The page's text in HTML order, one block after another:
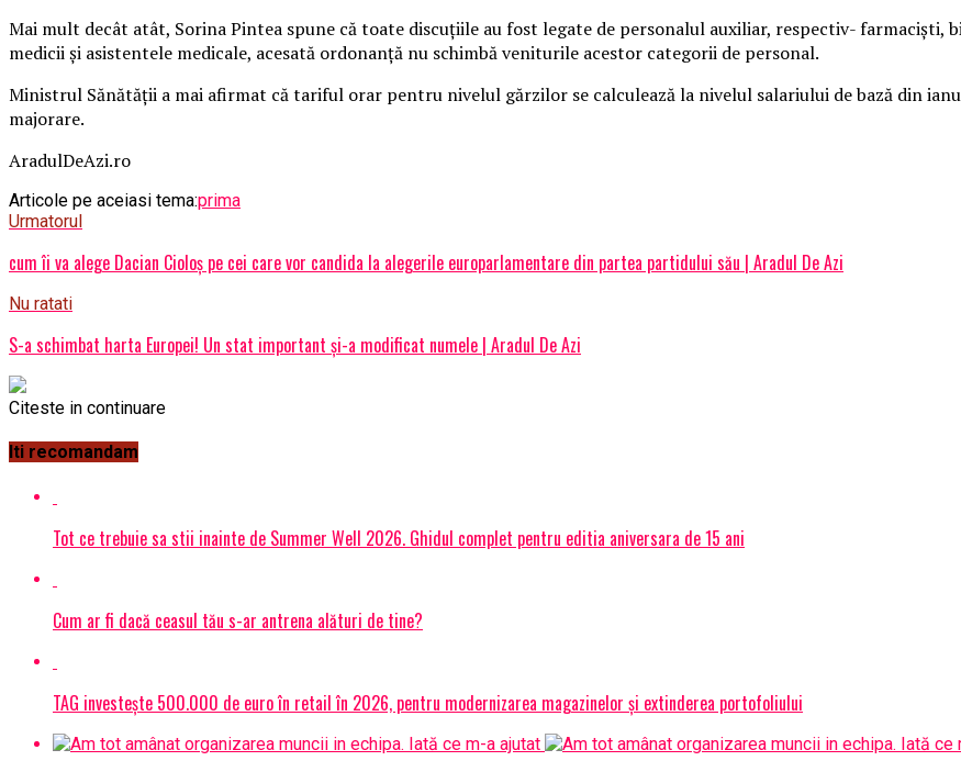
Mai mult decât atât, Sorina Pintea spune că toate discuţiile au fost legate de personalul auxiliar, respectiv- farmacişti,
medicii şi asistentele medicale, acesată ordonanţă nu schimbă veniturile acestor categorii de personal.
Ministrul Sănătăţii a mai afirmat că tariful orar pentru nivelul gărzilor se calculează la nivelul salariului de bază din
majorare.
AradulDeAzi.ro
Articole pe aceiasi tema:prima
Urmatorul
cum îi va alege Dacian Cioloș pe cei care vor candida la alegerile europarlamentare din partea partidului său | Aradul De Azi
Nu ratati
S-a schimbat harta Europei! Un stat important și-a modificat numele | Aradul De Azi
Citeste in continuare
Iti recomandam
Tot ce trebuie sa stii inainte de Summer Well 2026. Ghidul complet pentru editia aniversara de 15 ani
Cum ar fi dacă ceasul tău s-ar antrena alături de tine?
TAG investește 500.000 de euro în retail în 2026, pentru modernizarea magazinelor și extinderea portofoliului